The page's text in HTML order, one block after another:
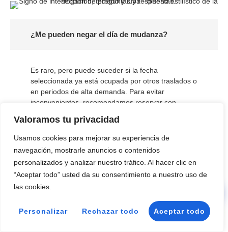
Valoramos tu privacidad
Usamos cookies para mejorar su experiencia de
navegación, mostrarle anuncios o contenidos
personalizados y analizar nuestro tráfico. Al hacer clic en
“Aceptar todo” usted da su consentimiento a nuestro uso de
las cookies.
Personalizar Rechazar todo Aceptar todo
¿Me pueden negar el día de mudanza?
Es raro, pero puede suceder si la fecha
seleccionada ya está ocupada por otros traslados o
en periodos de alta demanda. Para evitar
inconvenientes, recomendamos reservar con
y días festivos.
¿Puedo obtener un descuento si mi mudanza
es dentro de Poblados Marítimos?
El tiempo necesario para organizar una mudanza
puede variar dependiendo de varios factores, como
💬 WhatsApp